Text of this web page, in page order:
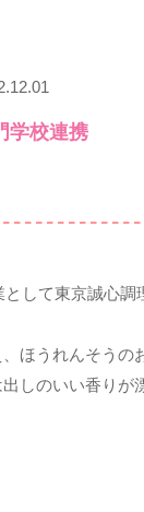
学校連携
して東京誠心
ほうれんそう
しのいい香りが